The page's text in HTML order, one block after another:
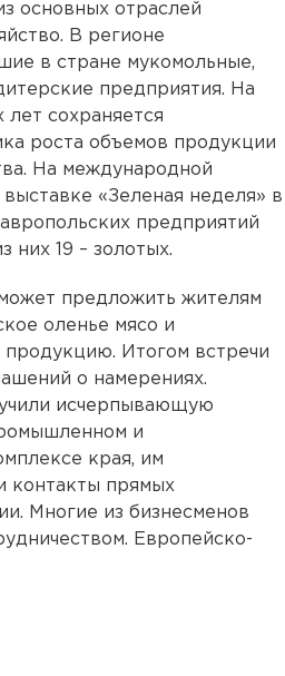
основных отраслей
В регионе
в стране мукомольные,
предприятия. На
сохраняется
роста объемов продукции
На международной
«Зеленая неделя» в
предприятий
них 19 – золотых.
предложить жителям
оленье мясо и
Итогом встречи
о намерениях.
исчерпывающую
и
края, им
контакты прямых
Многие из бизнесменов
Европейско-